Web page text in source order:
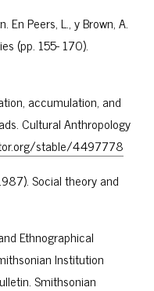
En Peers, L., y Brown, A.
(pp. 155- 170).
accumulation, and
Cultural Anthropology
stable/4497778
Social theory and
Ethnographical
Institution
Smithsonian